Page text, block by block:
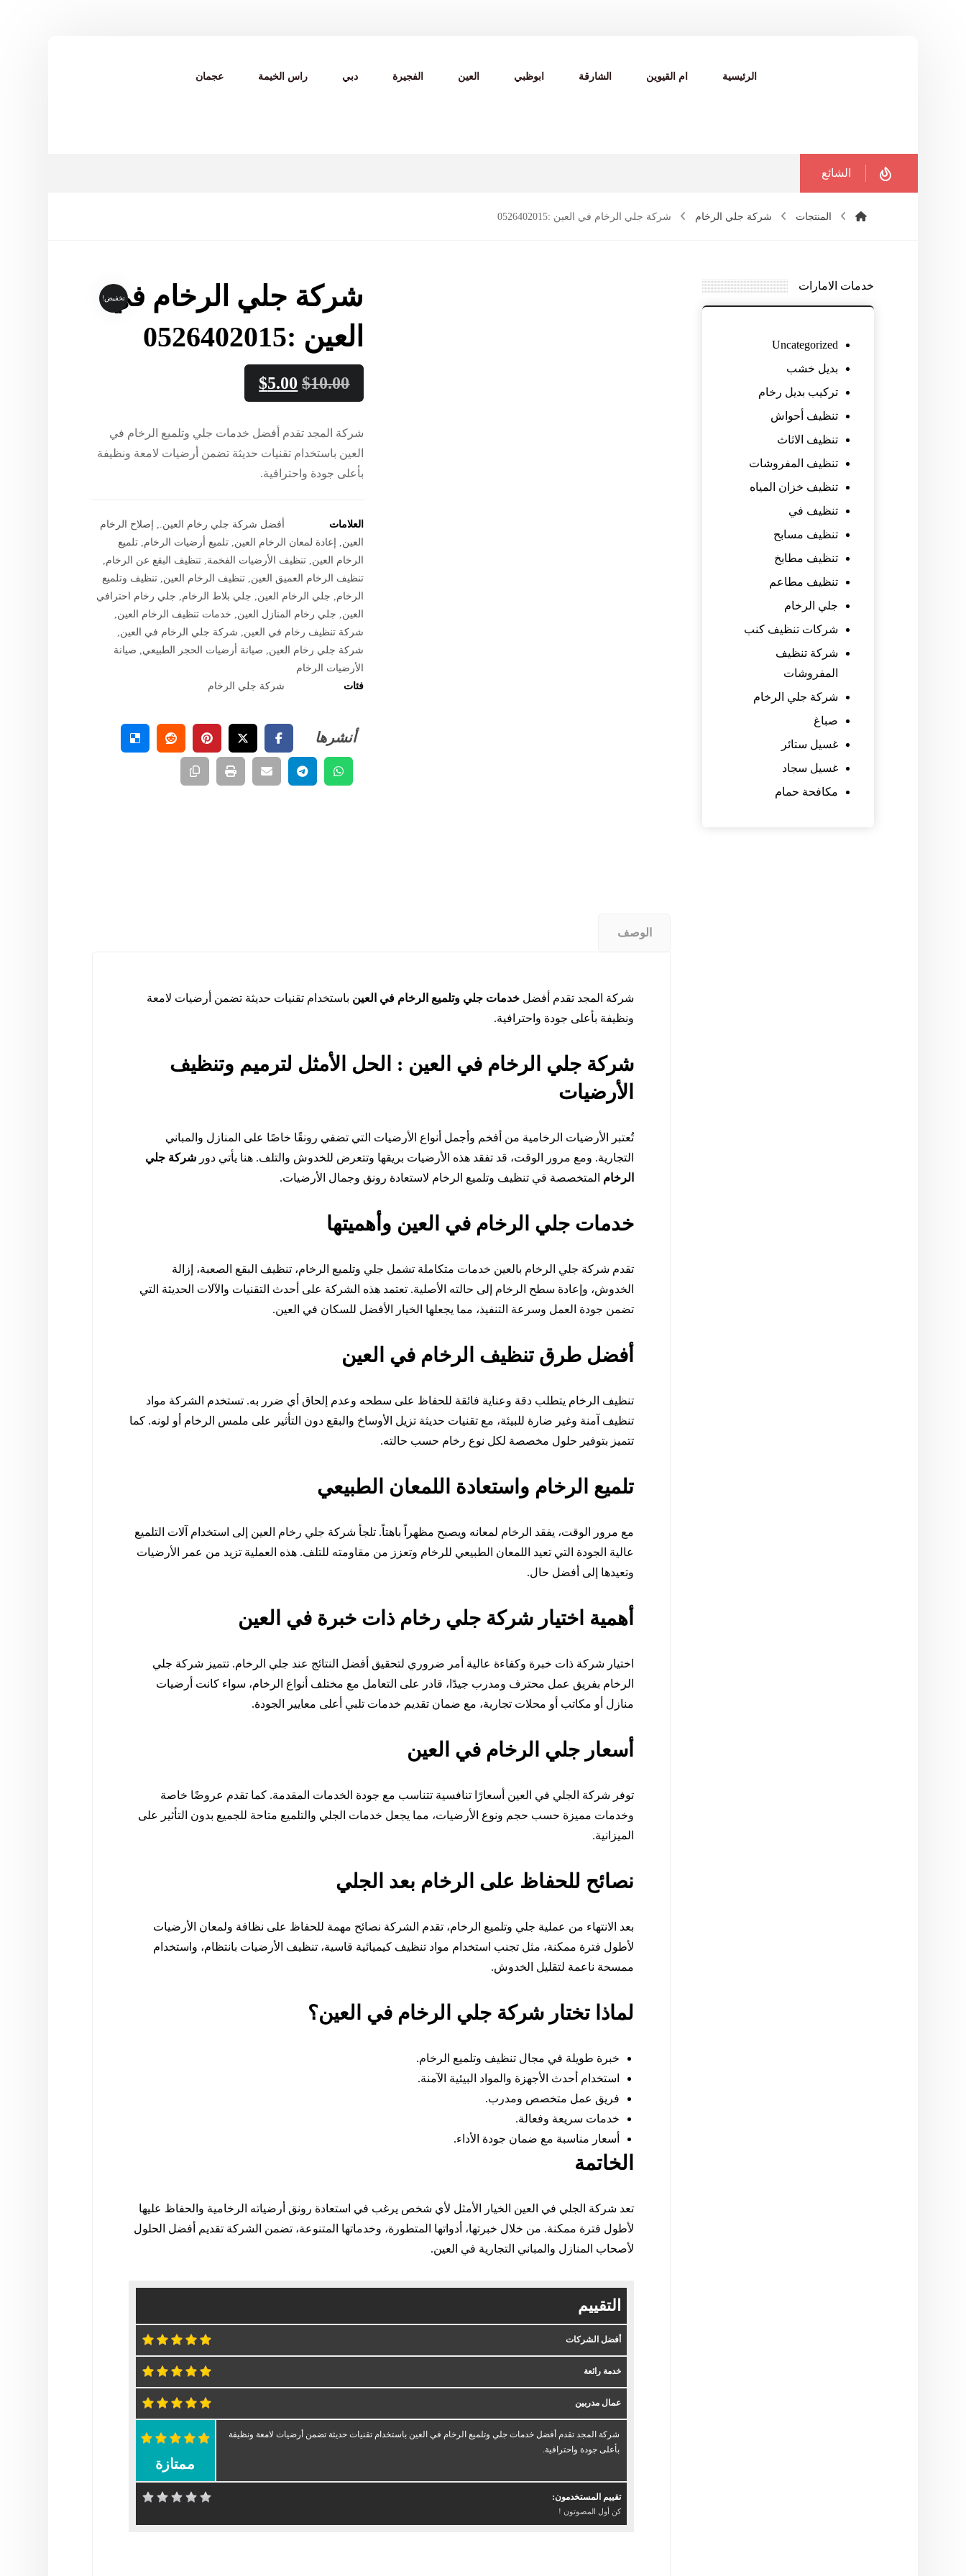
الرئيسية ام القيوين الشارقة ابوظبي العين الفجيرة دبي راس الخيمة عجمان
الشائع
المنتجات شركة جلي الرخام شركة جلي الرخام في العين :0526402015
تخفيض!
شركة جلي الرخام في
العين :0526402015
$10.00
$5.00
شركة المجد تقدم أفضل خدمات جلي وتلميع الرخام في
العين باستخدام تقنيات حديثة تضمن أرضيات لامعة ونظيفة
بأعلى جودة واحترافية.
العلامات أفضل شركة جلي رخام العين.
إصلاح الرخام
العين
إعادة لمعان الرخام العين تلميع أرضيات الرخام تلميع
الرخام العين تنظيف الأرضيات الفخمة تنظيف البقع عن الرخام
تنظيف الرخام العميق العين تنظيف الرخام العين تنظيف وتلميع
الرخام
جلي الرخام العين جلي بلاط الرخام
جلي رخام احترافي
العين
جلي رخام المنازل العين خدمات تنظيف الرخام العين
شركة تنظيف رخام في العين
شركة جلي الرخام في العين
شركة جلي رخام العين
صيانة أرضيات الحجر الطبيعي
صيانة
الأرضيات الرخام
فئات
شركة جلي الرخام
الوصف
شركة المجد تقدم أفضل خدمات جلي وتلميع الرخام في العين باستخدام تقنيات حديثة تضمن أرضيات لامعة
ونظيفة بأعلى جودة واحترافية.
شركة جلي الرخام في العين : الحل الأمثل لترميم وتنظيف
الأرضيات
تُعتبر الأرضيات الرخامية من أفخم وأجمل أنواع الأرضيات التي تضفي رونقًا خاصًا على المنازل والمباني
التجارية. ومع مرور الوقت، قد تفقد هذه الأرضيات بريقها وتتعرض للخدوش والتلف. هنا يأتي دور شركة جلي
الرخام المتخصصة في تنظيف وتلميع الرخام لاستعادة رونق وجمال الأرضيات.
خدمات جلي الرخام في العين وأهميتها
تقدم شركة جلي الرخام بالعين خدمات متكاملة تشمل جلي وتلميع الرخام، تنظيف البقع الصعبة، إزالة
الخدوش، وإعادة سطح الرخام إلى حالته الأصلية. تعتمد هذه الشركة على أحدث التقنيات والآلات الحديثة التي
تضمن جودة العمل وسرعة التنفيذ، مما يجعلها الخيار الأفضل للسكان في العين.
أفضل طرق تنظيف الرخام في العين
تنظيف الرخام يتطلب دقة وعناية فائقة للحفاظ على سطحه وعدم إلحاق أي ضرر به. تستخدم الشركة مواد
تنظيف آمنة وغير ضارة للبيئة، مع تقنيات حديثة تزيل الأوساخ والبقع دون التأثير على ملمس الرخام أو لونه. كما
تتميز بتوفير حلول مخصصة لكل نوع رخام حسب حالته.
تلميع الرخام واستعادة اللمعان الطبيعي
مع مرور الوقت، يفقد الرخام لمعانه ويصبح مظهراً باهتاً. تلجأ شركة جلي رخام العين إلى استخدام آلات التلميع
عالية الجودة التي تعيد اللمعان الطبيعي للرخام وتعزز من مقاومته للتلف. هذه العملية تزيد من عمر الأرضيات
وتعيدها إلى أفضل حال.
أهمية اختيار شركة جلي رخام ذات خبرة في العين
اختيار شركة ذات خبرة وكفاءة عالية أمر ضروري لتحقيق أفضل النتائج عند جلي الرخام. تتميز شركة جلي
الرخام بفريق عمل محترف ومدرب جيدًا، قادر على التعامل مع مختلف أنواع الرخام، سواء كانت أرضيات
منازل أو مكاتب أو محلات تجارية، مع ضمان تقديم خدمات تلبي أعلى معايير الجودة.
أسعار جلي الرخام في العين
توفر شركة الجلي في العين أسعارًا تنافسية تتناسب مع جودة الخدمات المقدمة. كما تقدم عروضًا خاصة
وخدمات مميزة حسب حجم ونوع الأرضيات، مما يجعل خدمات الجلي والتلميع متاحة للجميع بدون التأثير على
الميزانية.
نصائح للحفاظ على الرخام بعد الجلي
بعد الانتهاء من عملية جلي وتلميع الرخام، تقدم الشركة نصائح مهمة للحفاظ على نظافة ولمعان الأرضيات
لأطول فترة ممكنة، مثل تجنب استخدام مواد تنظيف كيميائية قاسية، تنظيف الأرضيات بانتظام، واستخدام
ممسحة ناعمة لتقليل الخدوش.
لماذا تختار شركة جلي الرخام في العين؟
خبرة طويلة في مجال تنظيف وتلميع الرخام.
استخدام أحدث الأجهزة والمواد البيئية الآمنة.
فريق عمل متخصص ومدرب.
خدمات سريعة وفعالة.
أسعار مناسبة مع ضمان جودة الأداء.
الخاتمة
تعد شركة الجلي في العين الخيار الأمثل لأي شخص يرغب في استعادة رونق أرضياته الرخامية والحفاظ عليها
لأطول فترة ممكنة. من خلال خبرتها، أدواتها المتطورة، وخدماتها المتنوعة، تضمن الشركة تقديم أفضل الحلول
لأصحاب المنازل والمباني التجارية في العين.
التقييم
أفضل الشركات
خدمة رائعة
عمال مدربين
ممتازة
شركة المجد تقدم أفضل خدمات جلي وتلميع الرخام في العين باستخدام تقنيات حديثة تضمن أرضيات لامعة ونظيفة
بأعلى جودة واحترافية.
تقييم المستخدمون:
كن أول المصوتون !
خدمات الامارات
Uncategorized
بديل خشب
تركيب بديل رخام
تنظيف أحواش
تنظيف الاثاث
تنظيف المفروشات
تنظيف خزان المياه
تنظيف في
تنظيف مسابح
تنظيف مطابخ
تنظيف مطاعم
جلي الرخام
شركات تنظيف كنب
شركة تنظيف
المفروشات
شركة جلي الرخام
صباغ
غسيل ستائر
غسيل سجاد
مكافحة حمام